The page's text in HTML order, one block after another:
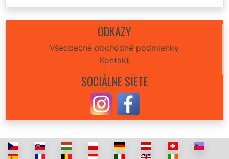
Môžem firmu EXTRA UPRATOVANIE len odporučiť. Nie je možné
v Detve sme si nechali umyť všetky okná v našom byte a sme za to
Využili sme služby tejto spoločnosti v Detve a môžeme len a len
ODKAZY
Všeobecné obchodné podmienky
Kontakt
SOCIÁLNE SIETE